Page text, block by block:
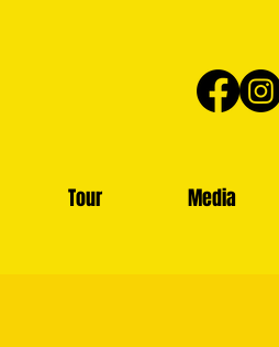
Tour Media